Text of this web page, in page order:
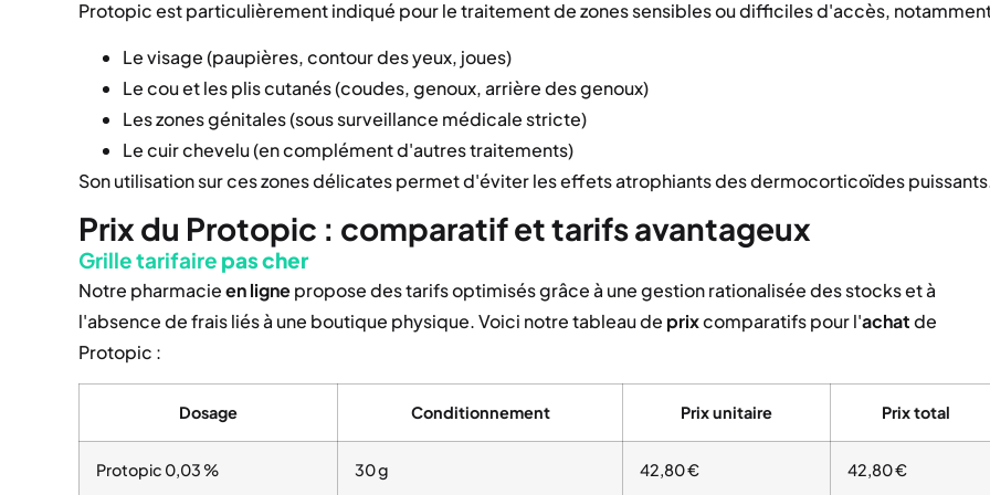
Protopic est particulièrement indiqué pour le traitement de zones sensibles ou difficiles d'accès,
Le visage (paupières, contour des yeux, joues)
Le cou et les plis cutanés (coudes, genoux, arrière des genoux)
Les zones génitales (sous surveillance médicale stricte)
Le cuir chevelu (en complément d'autres traitements)
Son utilisation sur ces zones délicates permet d'éviter les effets atrophiants des dermocorticoïdes
Prix du Protopic : comparatif et tarifs avantageux
Grille tarifaire pas cher
Notre pharmacieen lignepropose des tarifs optimisés grâce à une gestion rationalisée des stocks et à
l'absence de frais liés à une boutique physique. Voici notre tableau de prixcomparatifs pour l'achatde
Protopic :
Dosage Conditionnement Prix unitaire Prix total
Protopic 0,03 % 30 g 42,80 € 42,80 €